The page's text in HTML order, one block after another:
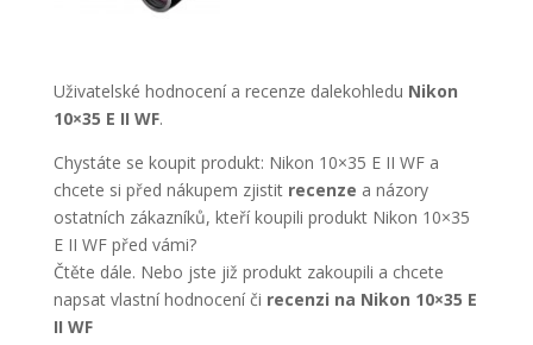
Uživatelské hodnocení a recenze dalekohledu Nikon
10×35 E II WF.
Chystáte se koupit produkt: Nikon 10×35 E II WF a
chcete si před nákupem zjistit recenze a názory
ostatních zákazníků, kteří koupili produkt Nikon 10×35
E II WF před vámi?
Čtěte dále. Nebo jste již produkt zakoupili a chcete
napsat vlastní hodnocení či recenzi na Nikon 10×35 E
II WF